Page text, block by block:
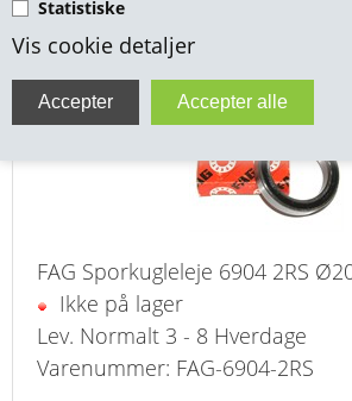
Statistiske
Vis cookie detaljer
TEKNIK & AUTOMATIK
VA FITTINGS & VENTILER
ENTREPENØRARBEJDE- & UDSTYR
VÆRKTØJ
BEFÆSTIGELSE
FAG Kugleleje Ø20 - Ø37
FAG Sporkugleleje 6904 2RS
Ikke på lager
Lev. Normalt 3 - 8 Hverdage
Varenummer: FAG-6904-2RS